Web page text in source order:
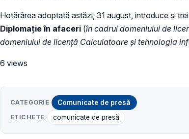
Hotărârea adoptată astăzi, 31 august, introduce și trei
Diplomație în afaceri (în cadrul domeniului de
domeniului de licență Calculatoare şi tehnologia
6 views
CATEGORIE Comunicate de presă
ETICHETE comunicate de presă